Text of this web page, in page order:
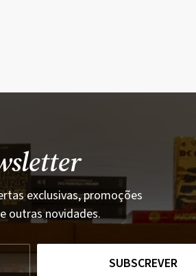
exclusivas, promoções
outras novidades.
SUBSCREVER